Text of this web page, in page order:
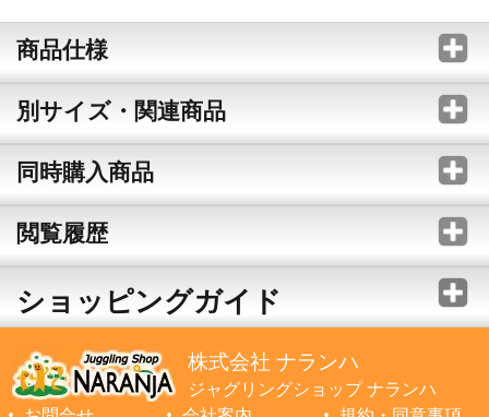
商品仕様
別サイズ・関連商品
同時購入商品
閲覧履歴
ショッピングガイド
株式会社 ナランハ
ジャグリングショップ ナランハ